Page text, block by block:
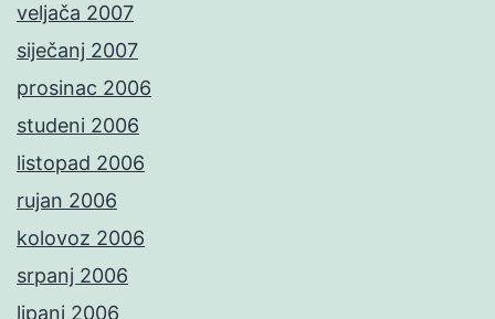
veljača 2007
siječanj 2007
prosinac 2006
studeni 2006
listopad 2006
rujan 2006
kolovoz 2006
srpanj 2006
lipanj 2006